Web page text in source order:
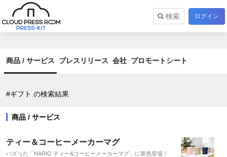
検索 ログイン
商品 / サービス プレスリリース 会社 プロモートシート
#ギフト の検索結果
商品 / サービス
ティー＆コーヒーメーカーマグ
バズった「HARIO ティー&コーヒーメーカーマグ」に新色登場！